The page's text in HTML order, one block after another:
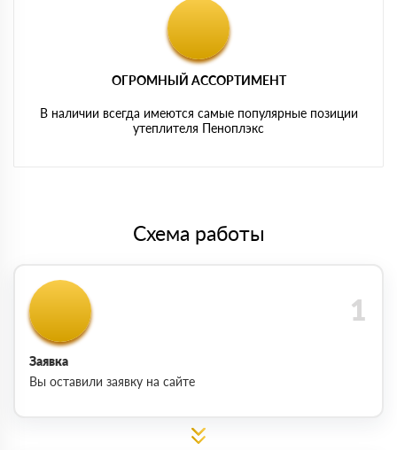
ОГРОМНЫЙ АССОРТИМЕНТ
В наличии всегда имеются самые популярные позиции
утеплителя Пеноплэкс
Схема работы
Заявка
Вы оставили заявку на сайте